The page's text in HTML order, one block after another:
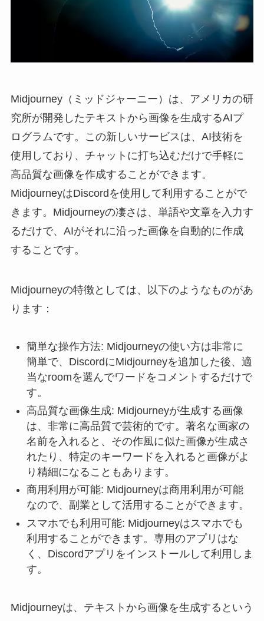
Midjourney（ミッドジャーニー）は、アメリカの研
究所が開発したテキストから画像を生成するAIプ
ログラムです。この新しいサービスは、AI技術を
使用しており、チャットに打ち込むだけで手軽に
高品質な画像を作成することができます。
MidjourneyはDiscordを使用して利用することがで
きます。Midjourneyの凄さは、単語や文章を入力す
るだけで、AIがそれに沿った画像を自動的に作成
することです。
Midjourneyの特徴としては、以下のようなものがあ
ります：
簡単な操作方法: Midjourneyの使い方は非常に
簡単で、DiscordにMidjourneyを追加した後、適
当なroomを選んでワードをコメントするだけで
す。
高品質な画像生成: Midjourneyが生成する画像
は、非常に高品質で芸術的です。著名な画家の
名前を入れると、その作風に似た画像が生成さ
れたり、特定のキーワードを入れると画像がよ
り精細になることもあります。
商用利用が可能: Midjourneyは商用利用が可能
なので、副業として活用することができます。
スマホでも利用可能: Midjourneyはスマホでも
利用することができます。専用のアプリはな
く、Discordアプリをインストールして利用しま
す。
Midjourneyは、テキストから画像を生成するという